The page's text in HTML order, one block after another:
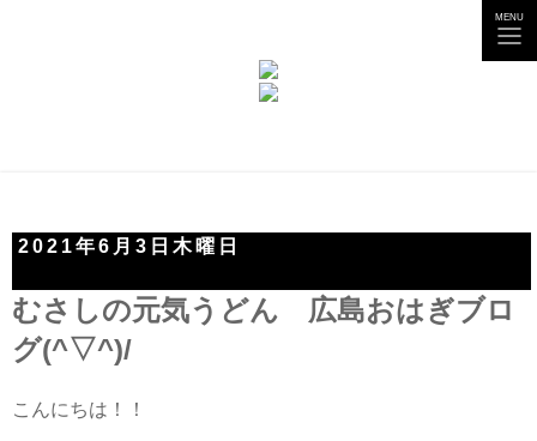
MENU
2021年6月3日木曜日
むさしの元気うどん 広島おはぎブロ
グ(^▽^)/
こんにちは！！